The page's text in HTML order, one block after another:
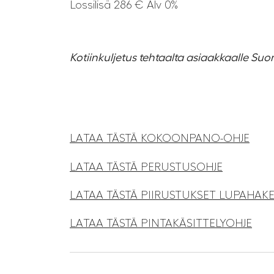
Lossilisä 286 € Alv 0%
Kotiinkuljetus tehtaalta asiaakkaalle
LATAA TÄSTÄ KOKOONPANO-OHJE
LATAA TÄSTÄ PERUSTUSOHJE
LATAA TÄSTÄ PIIRUSTUKSET
LATAA TÄSTÄ PINTAKÄSITTELYOHJE